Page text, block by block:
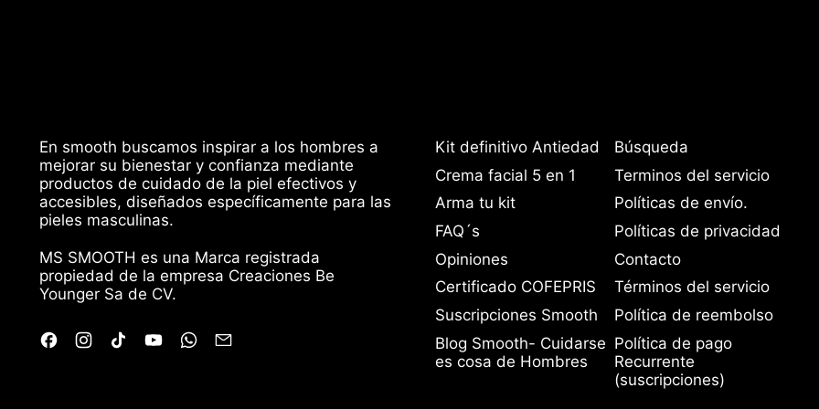
En smooth buscamos inspirar a los hombres a
mejorar su bienestar y confianza mediante
productos de cuidado de la piel efectivos y
accesibles, diseñados específicamente para las
pieles masculinas.
MS SMOOTH es una Marca registrada
propiedad de la empresa Creaciones Be
Younger Sa de CV.
FacebookInstagram
TikTokYouTubeWhatsApp
Kit definitivo Antiedad
Crema facial 5 en 1
Arma tu kit
FAQ´s
Opiniones
Certificado COFEPRIS
Suscripciones Smooth
Blog Smooth- Cuidarse
es cosa de Hombres
Búsqueda
Terminos del servicio
Políticas de envío.
Políticas de privacidad
Contacto
Términos del servicio
Política de reembolso
Política de pago
Recurrente
(suscripciones)